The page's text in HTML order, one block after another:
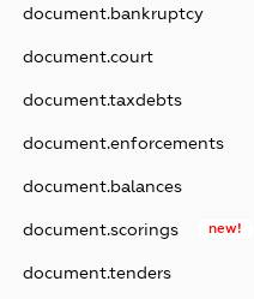
document.bankruptcy
document.court
document.taxdebts
document.enforcements
document.balances
document.scorings new!
document.tenders